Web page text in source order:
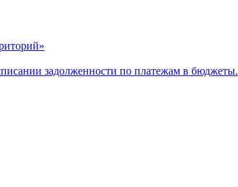
задолженности по платежам в бюджеты.